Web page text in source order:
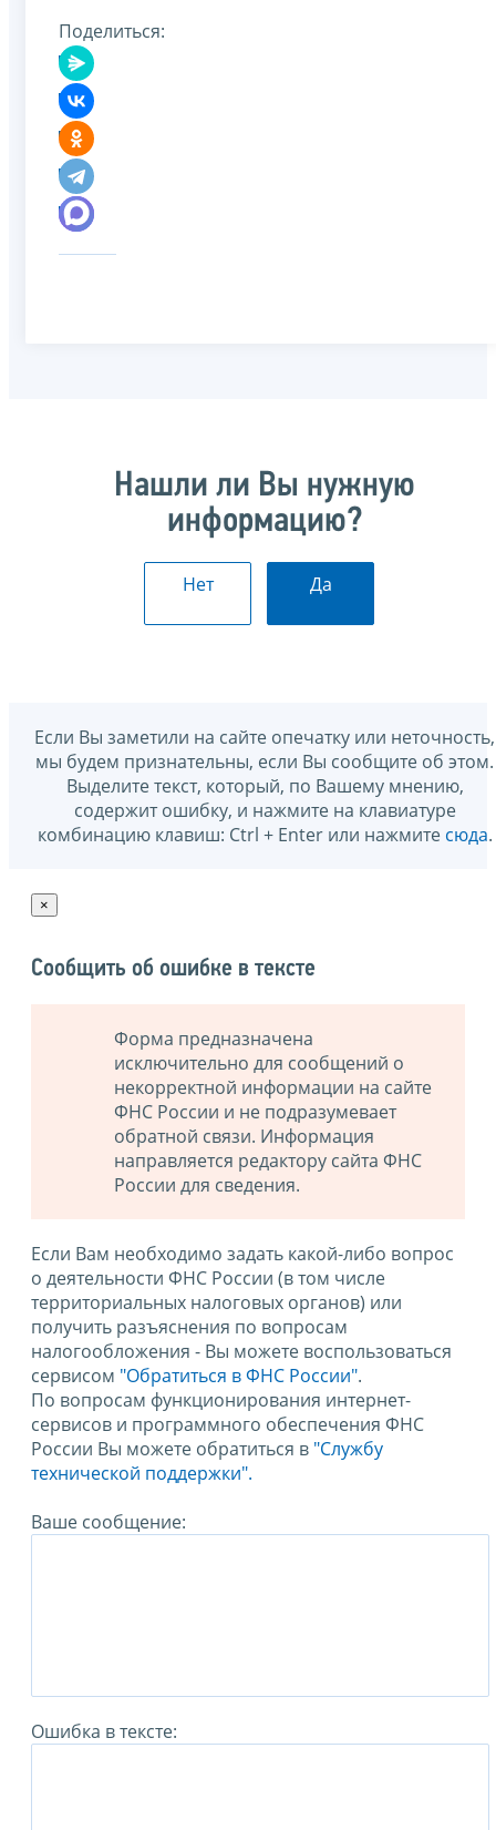
Поделиться:
Нашли ли Вы нужную
информацию?
Нет Да
Если Вы заметили на сайте опечатку или неточность,
мы будем признательны, если Вы сообщите об этом.
Выделите текст, который, по Вашему мнению,
содержит ошибку, и нажмите на клавиатуре
комбинацию клавиш: Ctrl + Enter или нажмите сюда.
×
Сообщить об ошибке в тексте
Форма предназначена
исключительно для сообщений о
некорректной информации на сайте
ФНС России и не подразумевает
обратной связи. Информация
направляется редактору сайта ФНС
России для сведения.
Если Вам необходимо задать какой-либо вопрос
о деятельности ФНС России (в том числе
территориальных налоговых органов) или
получить разъяснения по вопросам
налогообложения - Вы можете воспользоваться
сервисом "Обратиться в ФНС России".
По вопросам функционирования интернет-
сервисов и программного обеспечения ФНС
России Вы можете обратиться в "Службу
технической поддержки".
Ваше сообщение:
Ошибка в тексте: